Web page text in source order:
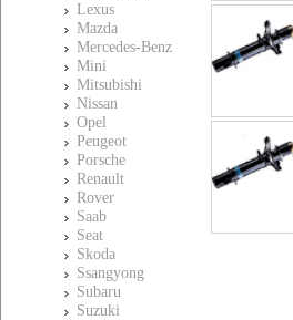
Lexus
Mazda
Mercedes-Benz
Mini
Mitsubishi
Nissan
Opel
Peugeot
Porsche
Renault
Rover
Saab
Seat
Skoda
Ssangyong
Subaru
Suzuki